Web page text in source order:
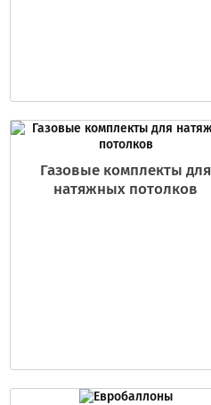
Газовые комплекты для
натяжных потолков